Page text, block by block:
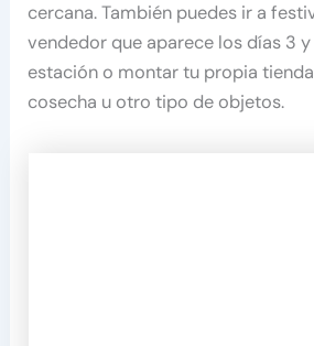
cercana. También puedes ir a
vendedor que aparece los días 3
estación o montar tu propia
cosecha u otro tipo de objetos.